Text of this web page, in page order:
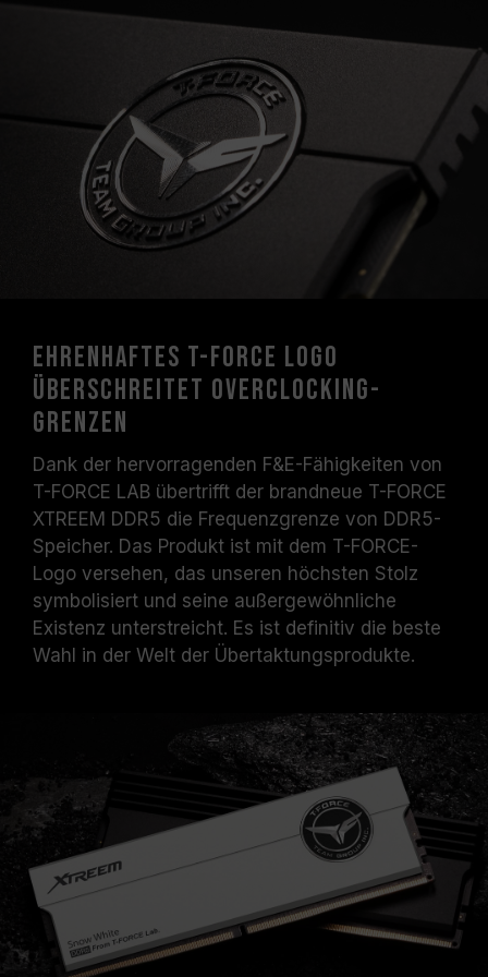
Motherboard-Herstellers.
Ehrenhaftes T-FORCE Logo
überschreitet Overclocking-
Grenzen
Dank der hervorragenden F&E-Fähigkeiten von
T-FORCE LAB übertrifft der brandneue T-FORCE
XTREEM DDR5 die Frequenzgrenze von DDR5-
Speicher. Das Produkt ist mit dem T-FORCE-
Logo versehen, das unseren höchsten Stolz
symbolisiert und seine außergewöhnliche
Existenz unterstreicht. Es ist definitiv die beste
Wahl in der Welt der Übertaktungsprodukte.